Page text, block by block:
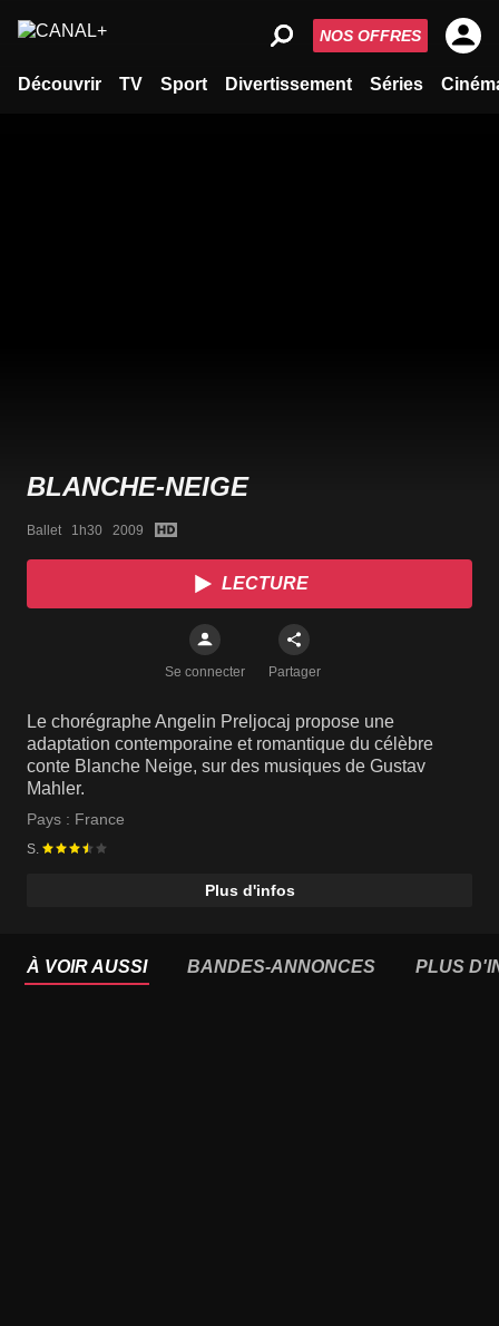
Découvrir TV Sport Divertissement Séries
NOS OFFRES
BLANCHE-NEIGE
Ballet   1h30   2009
LECTURE
Se connecter Partager
Le chorégraphe Angelin Preljocaj propose une
adaptation contemporaine et romantique du célèbre
conte Blanche Neige, sur des musiques de Gustav
Mahler.
Pays : France
S.
Plus d'infos
À VOIR AUSSI BANDES-ANNONCES PLUS